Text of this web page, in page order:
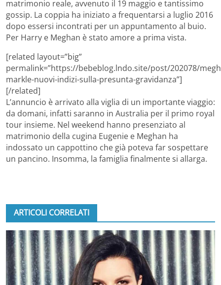
matrimonio reale, avvenuto il 19 maggio e tantissimo
gossip. La coppia ha iniziato a frequentarsi a luglio 2016
dopo essersi incontrati per un appuntamento al buio.
Per Harry e Meghan è stato amore a prima vista.
[related layout=”big”
permalink=”https://bebeblog.lndo.site/post/202078/
markle-nuovi-indizi-sulla-presunta-gravidanza”]
[/related]
L’annuncio è arrivato alla viglia di un importante viaggio:
da domani, infatti saranno in Australia per il primo royal
tour insieme. Nel weekend hanno presenziato al
matrimonio della cugina Eugenie e Meghan ha
indossato un cappottino che già poteva far sospettare
un pancino. Insomma, la famiglia finalmente si allarga.
ARTICOLI CORRELATI